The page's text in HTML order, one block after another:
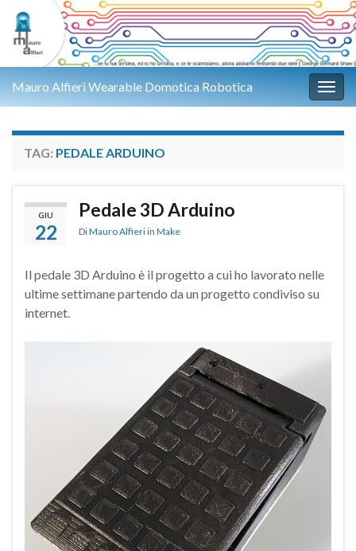
Mauro Alfieri Wearable Domotica Robotica
TAG: PEDALE ARDUINO
GIU
22
Pedale 3D Arduino
DiMauro Alfieri in Make
Il pedale 3D Arduino è il progetto a cui ho lavorato nelle
ultime settimane partendo da un progetto condiviso su
internet.